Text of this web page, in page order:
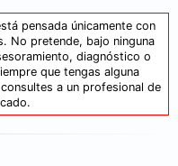
pensada únicamente con
No pretende, bajo ninguna
diagnóstico o
que tengas alguna
a un profesional de